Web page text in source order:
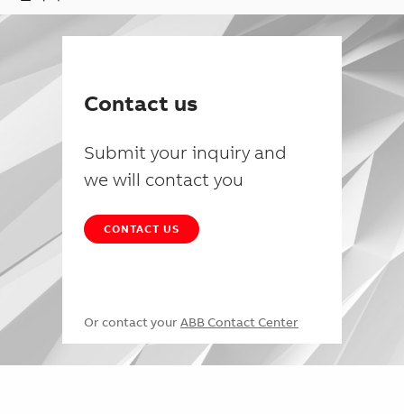
Contact us
Submit your inquiry and
we will contact you
CONTACT US
Or contact your ABB Contact Center